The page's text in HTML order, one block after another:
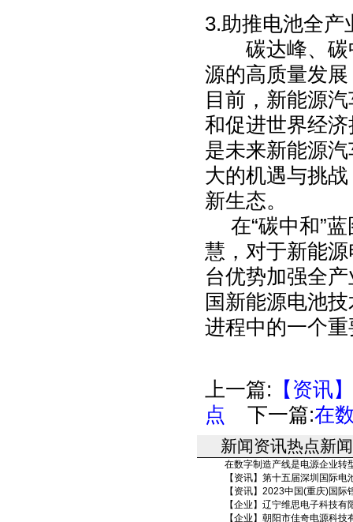
3.助推电池全产
碳达峰、碳
源的高质量发
目前，新能源
和促进世界经
是未来新能源
大的机遇与挑
新生态。
在“碳中和”蓝
慧，对于新能
台优势加强全
国新能源电池
进程中的一个
上一篇: 【资讯
点 下一篇:在
新闻资讯热点新闻
在数字制造产线是电源企业转
【资讯】第十五届深圳国际电
【资讯】2023中国(重庆)国际
【企业】辽宁维思电子科技有
【企业】朝阳市佳奇电源科技